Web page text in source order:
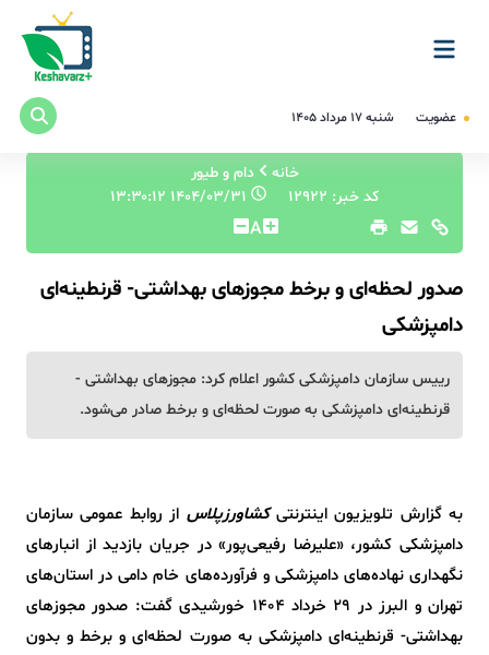
عضویت شنبه ۱۷ مرداد ۱۴۰۵
خانه
دام و طیور
کد خبر: 12922
۱۴۰۴/۰۳/۳۱ ۱۳:۳۰:۱۲
A
صدور لحظه‌ای و برخط مجوزهای بهداشتی- قرنطینه‌ای
دامپزشکی
رییس سازمان دامپزشکی کشور اعلام کرد: مجوزهای بهداشتی -
قرنطینه‌ای دامپزشکی به صورت لحظه‌ای و برخط صادر می‌شود.
به گزارش تلویزیون اینترنتیکشاورزپلاس از روابط عمومی سازمان
دامپزشکی کشور، «علیرضا رفیعی‌پور» در جریان بازدید از انبارهای
نگهداری نهاده‌های دامپزشکی و فرآورده‌های خام دامی در استان‌های
تهران و البرز در ۲۹ خرداد ۱۴۰۴ خورشیدی گفت: صدور مجوزهای
بهداشتی- قرنطینه‌ای دامپزشکی به صورت لحظه‌ای و برخط و بدون